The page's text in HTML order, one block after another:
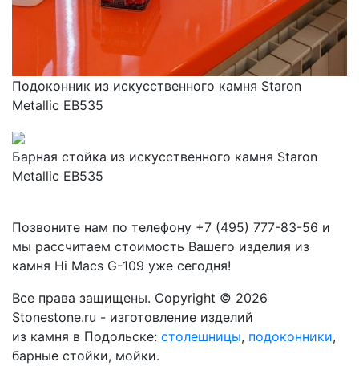
Подоконник из искусственного камня Staron
Metallic EB535
Барная стойка из искусственного камня Staron
Metallic EB535
Позвоните нам по телефону +7 (495) 777-83-56 и
мы рассчитаем стоимость Вашего изделия из
камня Hi Macs G-109 уже сегодня!
Все права защищены. Copyright © 2026
Stonestone.ru - изготовление изделий
из камня в Подольске: столешницы, подоконники,
барные стойки, мойки.